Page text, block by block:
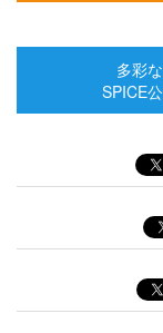
多彩
SPICE